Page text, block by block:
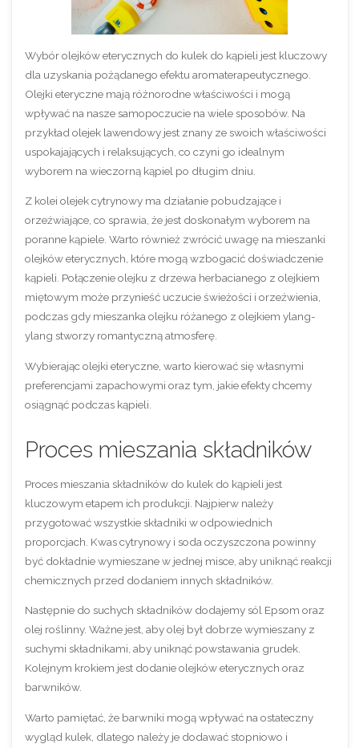
Wybór olejków eterycznych do kulek do kąpieli jest kluczowy
dla uzyskania pożądanego efektu aromaterapeutycznego.
Olejki eteryczne mają różnorodne właściwości i mogą
wpływać na nasze samopoczucie na wiele sposobów. Na
przykład olejek lawendowy jest znany ze swoich właściwości
uspokajających i relaksujących, co czyni go idealnym
wyborem na wieczorną kąpiel po długim dniu.
Z kolei olejek cytrynowy ma działanie pobudzające i
orzeźwiające, co sprawia, że jest doskonałym wyborem na
poranne kąpiele. Warto również zwrócić uwagę na mieszanki
olejków eterycznych, które mogą wzbogacić doświadczenie
kąpieli. Połączenie olejku z drzewa herbacianego z olejkiem
miętowym może przynieść uczucie świeżości i orzeźwienia,
podczas gdy mieszanka olejku różanego z olejkiem ylang-
ylang stworzy romantyczną atmosferę.
Wybierając olejki eteryczne, warto kierować się własnymi
preferencjami zapachowymi oraz tym, jakie efekty chcemy
osiągnąć podczas kąpieli.
Proces mieszania składników
Proces mieszania składników do kulek do kąpieli jest
kluczowym etapem ich produkcji. Najpierw należy
przygotować wszystkie składniki w odpowiednich
proporcjach. Kwas cytrynowy i soda oczyszczona powinny
być dokładnie wymieszane w jednej misce, aby uniknąć reakcji
chemicznych przed dodaniem innych składników.
Następnie do suchych składników dodajemy sól Epsom oraz
olej roślinny. Ważne jest, aby olej był dobrze wymieszany z
suchymi składnikami, aby uniknąć powstawania grudek.
Kolejnym krokiem jest dodanie olejków eterycznych oraz
barwników.
Warto pamiętać, że barwniki mogą wpływać na ostateczny
wygląd kulek, dlatego należy je dodawać stopniowo i